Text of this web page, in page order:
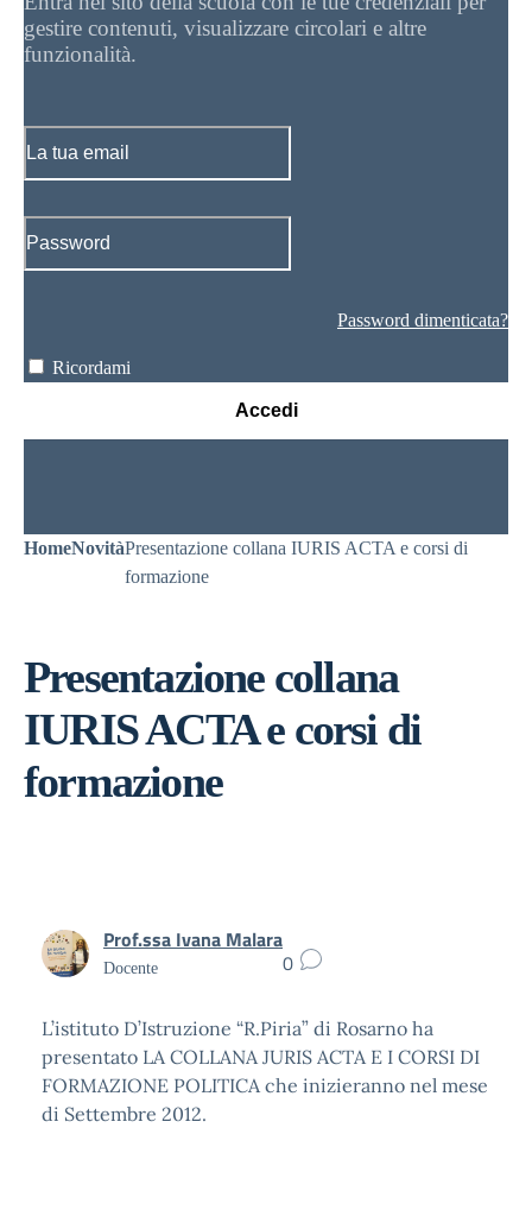
gestire contenuti, visualizzare circolari e altre
funzionalità.
Password dimenticata?
Ricordami
Accedi
HomeNovitàPresentazione collana IURIS ACTA e corsi di
formazione
Presentazione collana
IURIS ACTA e corsi di
formazione
Prof.ssa Ivana Malara
Docente 0
L’istituto D’Istruzione “R.Piria” di Rosarno ha
presentato LA COLLANA JURIS ACTA E I CORSI DI
FORMAZIONE POLITICA che inizieranno nel mese
di Settembre 2012.